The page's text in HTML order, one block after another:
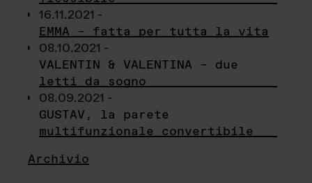
16.11.2021 -
EMMA – fatta per tutta la vita
08.10.2021 -
VALENTIN & VALENTINA – due
letti da sogno
08.09.2021 -
GUSTAV, la parete
multifunzionale convertibile
Archivio